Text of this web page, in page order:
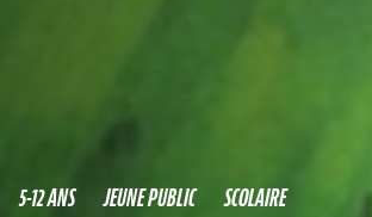
5-12 ANS JEUNE PUBLIC SCOLAIRE